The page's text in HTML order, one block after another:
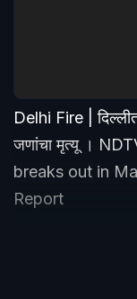
Delhi Fire |
जणांचा मृत्यू ।
breaks out in
Report